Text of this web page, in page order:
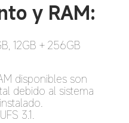
y RAM:
12GB + 256GB
disponibles son
debido al sistema
3.1.